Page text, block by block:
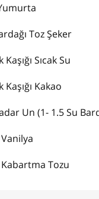
Toz Şeker
Sıcak Su
Kaşığı Kakao
Un (1- 1.5 Su
Tozu